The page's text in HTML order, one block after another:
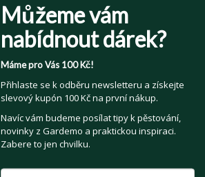
Můžeme vám
nabídnout dárek?
Máme pro Vás 100 Kč!
Přihlaste se k odběru newsletteru a získejte
slevový kupón 100 Kč na první nákup.
Navíc vám budeme posílat tipy k pěstování,
novinky z Gardemo a praktickou inspiraci.
Zabere to jen chvilku.